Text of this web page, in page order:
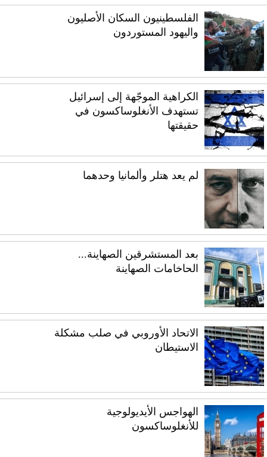
الفلسطينيون السكان الأصليون
واليهود المستوردون
الكراهية الموجّهة إلى إسرائيل
تستهدف الأنغلوساكسون في
حقيقتها
لم يعد هتلر وألمانيا وحدهما
بعد المستشرقين الصهاينة...
الحاخامات الصهاينة
الاتحاد الأوروبي في صلب مشكلة
الاستيطان
الهواجس الأيديولوجية
للأنغلوساكسون